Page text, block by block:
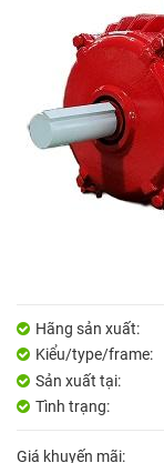
Hãng sản xuất:
Kiểu/type/frame:
Sản xuất tại:
Tình trạng:
Giá khuyến mãi: